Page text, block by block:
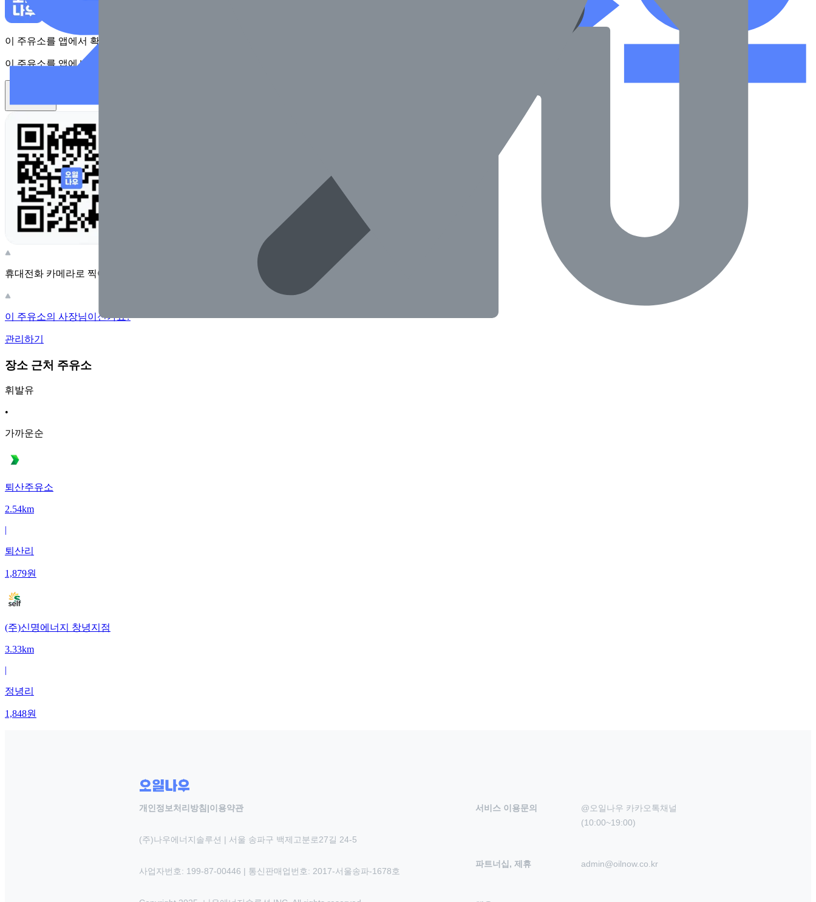
이 주유소를 앱에서 확인하고 최대 1만원 혜택을 받아보세요
이 주유소를 앱에서 확인하고 최대 1만원 혜택을 받아보세요
휴대전화 카메라로 찍어보세요
이 주유소의 사장님이신가요?
관리하기
장소 근처 주유소
휘발유
•
가까운순
퇴산주유소
2.54km
|
퇴산리
1,879원
(주)신명에너지 창녕지점
3.33km
|
정녕리
1,848원
개인정보처리방침 |이용약관
(주)나우에너지솔루션 | 서울 송파구 백제고분로27길 24-5
사업자번호: 199-87-00446 | 통신판매업번호: 2017-서울송파-1678호
서비스 이용문의
@오일나우 카카오톡채널
(10:00~19:00)
파트너십, 제휴 admin@oilnow.co.kr